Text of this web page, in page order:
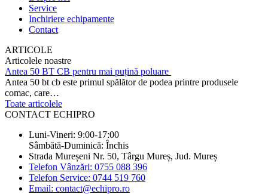
Service
Inchiriere echipamente
Contact
ARTICOLE
Articolele noastre
Antea 50 BT CB pentru mai puțină poluare
Antea 50 bt cb este primul spălător de podea printre produsele
comac, care…
Toate articolele
CONTACT ECHIPRO
Luni-Vineri: 9:00-17:00
Sâmbătă-Duminică: Închis
Strada Mureșeni Nr. 50, Târgu Mureș, Jud. Mureș
Telefon Vânzări: 0755 088 396
Telefon Service: 0744 519 760
Email: contact@echipro.ro